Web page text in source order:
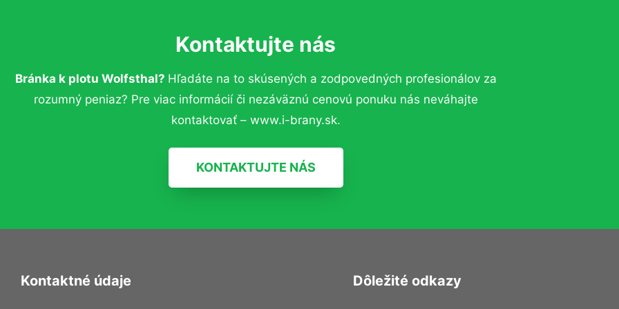
Kontaktujte nás
Bránka k plotu Wolfsthal? Hľadáte na to skúsených a zodpovedných profesionálov za
rozumný peniaz? Pre viac informácií či nezáväznú cenovú ponuku nás neváhajte
kontaktovať – www.i-brany.sk.
KONTAKTUJTE NÁS
Kontaktné údaje Dôležité odkazy